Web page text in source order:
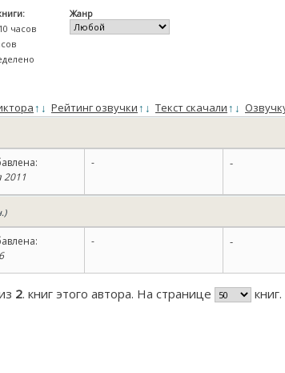
часов
Жанр
↑ ↓ Рейтинг озвучки↑ ↓ Текст скачали↑ ↓
2011
- -
- -
2. книг этого автора. На странице книг.